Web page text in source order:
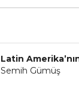
Latin
Semih Gümüş